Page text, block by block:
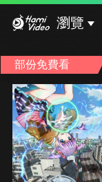
瀏覽
部份免費看